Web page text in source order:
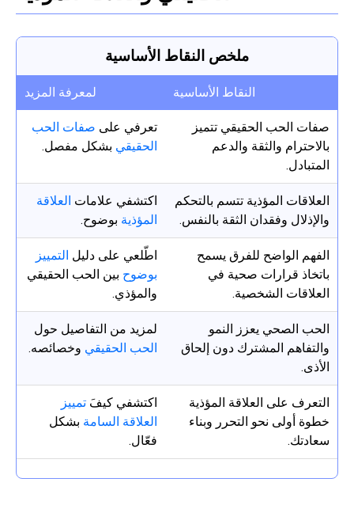
ملخص النقاط الأساسية
النقاط الأساسية لمعرفة المزيد
صفات الحب الحقيقي تتميز
بالاحترام والثقة والدعم
المتبادل.
تعرفي على صفات الحب
الحقيقي بشكل مفصل.
العلاقات المؤذية تتسم بالتحكم
والإذلال وفقدان الثقة بالنفس.
اكتشفي علامات العلاقة
المؤذية بوضوح.
الفهم الواضح للفرق يسمح
باتخاذ قرارات صحية في
العلاقات الشخصية.
اطّلعي على دليل التمييز
بوضوح بين الحب الحقيقي
والمؤذي.
الحب الصحي يعزز النمو
والتفاهم المشترك دون إلحاق
الأذى.
لمزيد من التفاصيل حول
الحب الحقيقي وخصائصه.
التعرف على العلاقة المؤذية
خطوة أولى نحو التحرر وبناء
سعادتك.
اكتشفي كيفَ تمييز
العلاقة السامة بشكل
فعّال.